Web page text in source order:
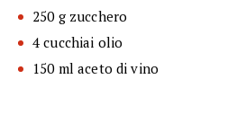
250 g zucchero
4 cucchiai olio
150 ml aceto di vino